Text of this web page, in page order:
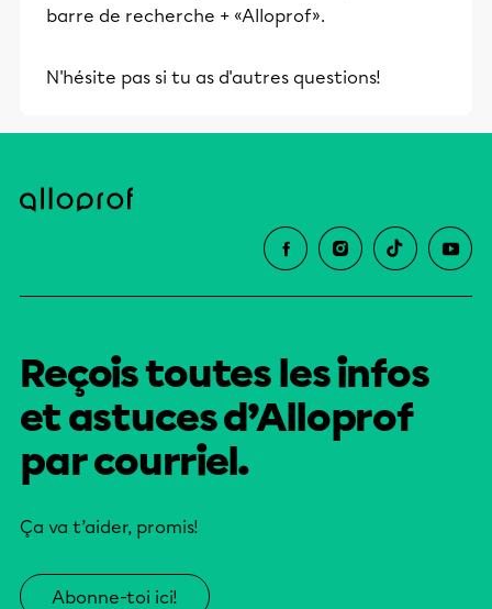
barre de recherche + «Alloprof».
N'hésite pas si tu as d'autres questions!
Reçois toutes les infos
et astuces d’Alloprof
par courriel.
Ça va t’aider, promis!
Abonne-toi ici!